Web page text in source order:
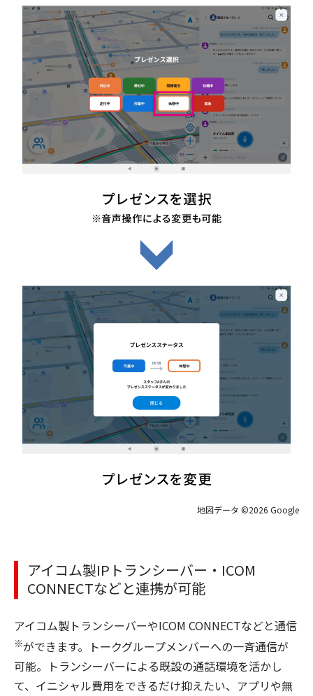
地図データ ©2026 Google
アイコム製IPトランシーバー・ICOM
CONNECTなどと連携が可能
アイコム製トランシーバーやICOM CONNECTなどと通信
※ができます。トークグループメンバーへの一斉通信が
可能。トランシーバーによる既設の通話環境を活かし
て、イニシャル費用をできるだけ抑えたい、アプリや無